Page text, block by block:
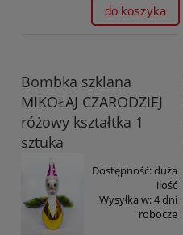
do koszyka
Bombka szklana
MIKOŁAJ CZARODZIEJ
różowy kształtka 1
sztuka
Dostępność:duża
ilość
Wysyłka w:4 dni
robocze